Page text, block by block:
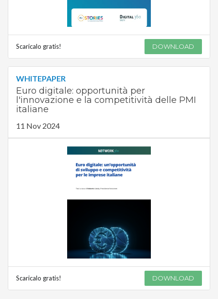
Scaricalo gratis! DOWNLOAD
WHITEPAPER
Euro digitale: opportunità per
l'innovazione e la competitività delle PMI
italiane
11 Nov 2024
Scaricalo gratis! DOWNLOAD